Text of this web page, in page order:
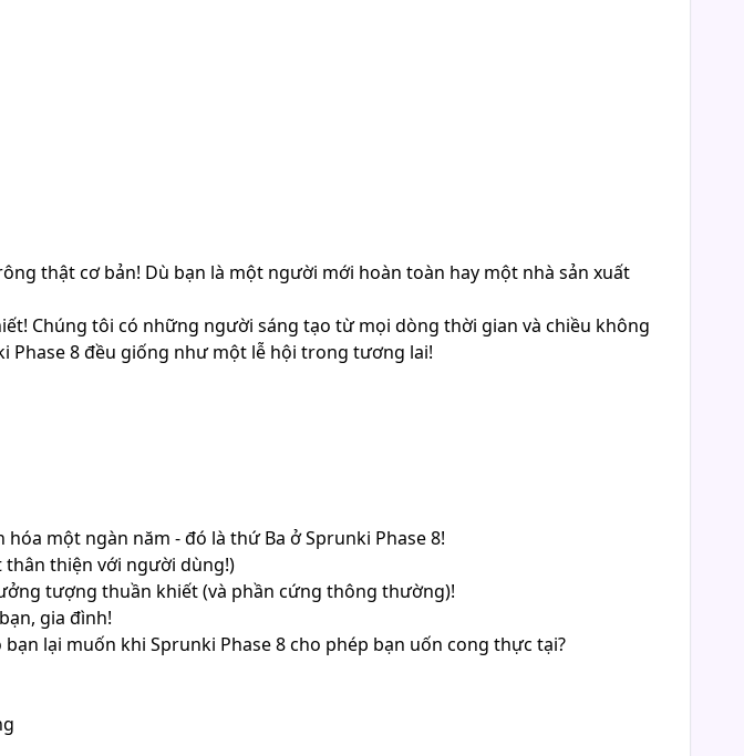
thật cơ bản! Dù bạn là một người mới hoàn toàn hay một nhà sản xuất
Chúng tôi có những người sáng tạo từ mọi dòng thời gian và chiều không
Phase 8 đều giống như một lễ hội trong tương lai!
một ngàn năm - đó là thứ Ba ở Sprunki Phase 8!
thân thiện với người dùng!)
tượng thuần khiết (và phần cứng thông thường)!
gia đình!
lại muốn khi Sprunki Phase 8 cho phép bạn uốn cong thực tại?